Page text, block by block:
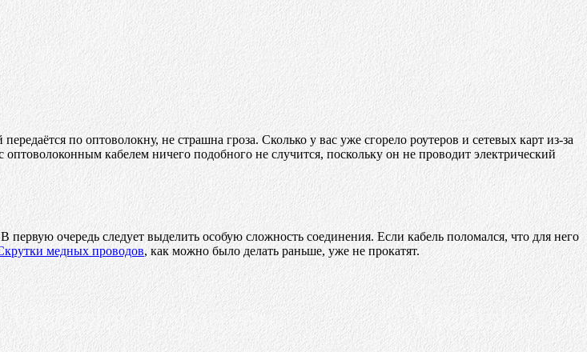
по оптоволокну, не страшна гроза. Сколько у вас уже сгорело роутеров и сетевых карт из-за
кабелем ничего подобного не случится, поскольку он не проводит электрический
очередь следует выделить особую сложность соединения. Если кабель поломался, что для него
медных проводов, как можно было делать раньше, уже не прокатят.